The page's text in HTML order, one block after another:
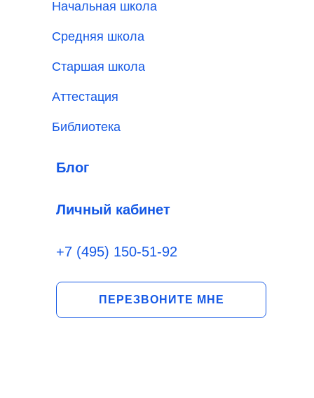
ПЕРЕЗВОНИТЕ МНЕ
Начальная школа
Средняя школа
Старшая школа
Аттестация
Библиотека
Блог
Личный кабинет
+7 (495) 150-51-92